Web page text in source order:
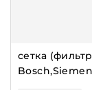
сетка